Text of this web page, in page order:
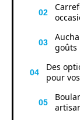
goûts
Des
pour